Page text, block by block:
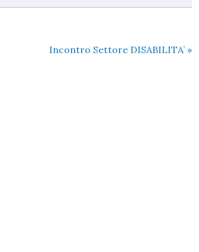
Incontro Settore DISABILITA’ »